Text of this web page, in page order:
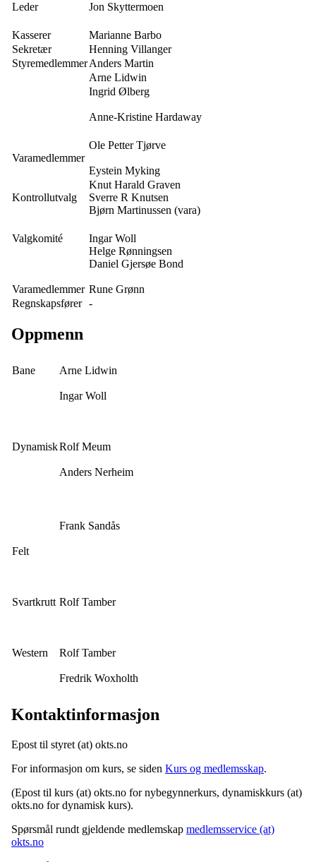
Leder Jon Skyttermoen
Kasserer
Marianne Barbo
Sekretær
Henning Villanger
StyremedlemmerAnders Martin
Arne Lidwin
Ingrid Ølberg
Anne-Kristine Hardaway
Varamedlemmer
Ole Petter Tjørve
Eystein Myking
Kontrollutvalg
Knut Harald Graven
Sverre R Knutsen
Bjørn Martinussen (vara)
Valgkomité
Varamedlemmer
Ingar Woll
Helge Rønningsen
Daniel Gjersøe Bond
Rune Grønn
Regnskapsfører -
Oppmenn
Bane Arne Lidwin
Ingar Woll
DynamiskRolf Meum
Anders Nerheim
Frank Sandås
Felt
Svartkrutt Rolf Tamber
Western Rolf Tamber
Fredrik Woxholth
Kontaktinformasjon
Epost til styret (at) okts.no
For informasjon om kurs, se siden Kurs og medlemsskap.
(Epost til kurs (at) okts.no for nybegynnerkurs, dynamiskkurs (at)
okts.no for dynamisk kurs).
Spørsmål rundt gjeldende medlemskap medlemsservice (at)
okts.no